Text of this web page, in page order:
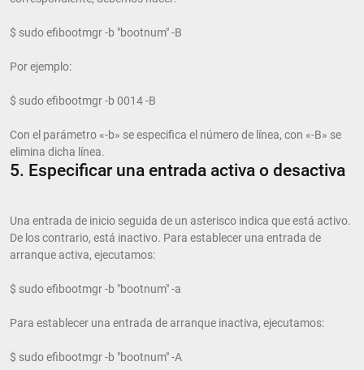
$ sudo efibootmgr -b "bootnum" -B
Por ejemplo:
$ sudo efibootmgr -b 0014 -B
Con el parámetro «-b» se especifica el número de línea, con «-B» se
elimina dicha línea.
5. Especificar una entrada activa o desactiva
Una entrada de inicio seguida de un asterisco indica que está activo.
De los contrario, está inactivo. Para establecer una entrada de
arranque activa, ejecutamos:
$ sudo efibootmgr -b "bootnum" -a
Para establecer una entrada de arranque inactiva, ejecutamos:
$ sudo efibootmgr -b "bootnum" -A